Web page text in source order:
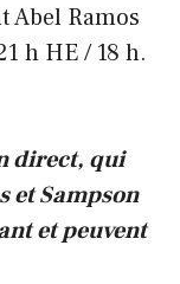
Abel Ramos
h HE / 18 h.
direct, qui
et Sampson
et peuvent